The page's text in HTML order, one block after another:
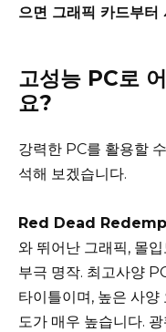
으면 그래픽 카드부터
고성능 PC로
요?
강력한 PC를 활용할
석해 보겠습니다.
Red Dead
와 뛰어난 그래픽, 몰
부극 명작. 최고사양
타이틀이며, 높은 사
도가 매우 높습니다.